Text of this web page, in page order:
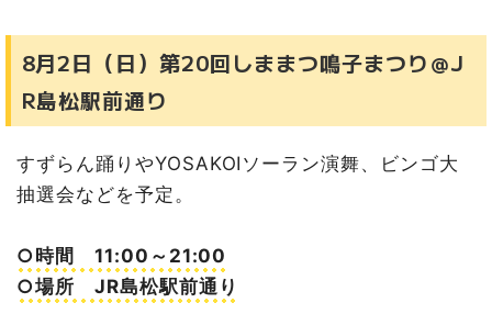
8月2日（日）第20回しままつ鳴子まつり＠J
R島松駅前通り
すずらん踊りやYOSAKOIソーラン演舞、ビンゴ大
抽選会などを予定。
○時間 11:00～21:00
○場所 JR島松駅前通り